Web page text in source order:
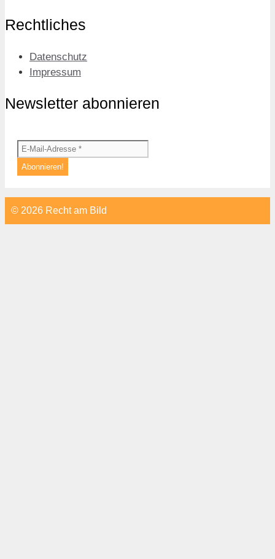
Rechtliches
Datenschutz
Impressum
Newsletter abonnieren
© 2026 Recht am Bild